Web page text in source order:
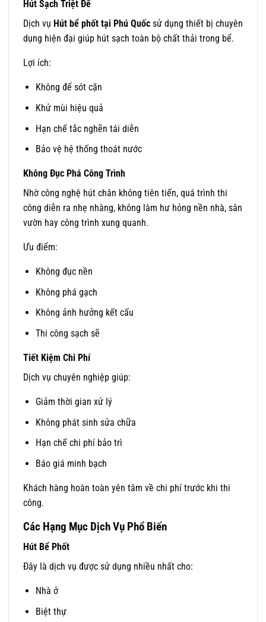
Hút Sạch Triệt Để
Dịch vụ Hút bể phốt tại Phú Quốc sử dụng thiết bị chuyên
dụng hiện đại giúp hút sạch toàn bộ chất thải trong bể.
Lợi ích:
Không để sót cặn
Khử mùi hiệu quả
Hạn chế tắc nghẽn tái diễn
Bảo vệ hệ thống thoát nước
Không Đục Phá Công Trình
Nhờ công nghệ hút chân không tiên tiến, quá trình thi
công diễn ra nhẹ nhàng, không làm hư hỏng nền nhà, sân
vườn hay công trình xung quanh.
Ưu điểm:
Không đục nền
Không phá gạch
Không ảnh hưởng kết cấu
Thi công sạch sẽ
Tiết Kiệm Chi Phí
Dịch vụ chuyên nghiệp giúp:
Giảm thời gian xử lý
Không phát sinh sửa chữa
Hạn chế chi phí bảo trì
Báo giá minh bạch
Khách hàng hoàn toàn yên tâm về chi phí trước khi thi
công.
Các Hạng Mục Dịch Vụ Phổ Biến
Hút Bể Phốt
Đây là dịch vụ được sử dụng nhiều nhất cho:
Nhà ở
Biệt thự